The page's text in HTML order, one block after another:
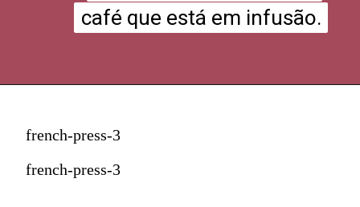
café que está em infusão.
café que está em infusão.
french-press-3
french-press-3